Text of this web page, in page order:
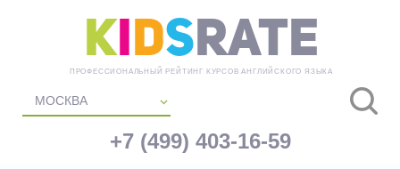
KidsRate
ПРОФЕССИОНАЛЬНЫЙ РЕЙТИНГ КУРСОВ АНГЛИЙСКОГО ЯЗЫКА
МОСКВА
+7 (499) 403-16-59